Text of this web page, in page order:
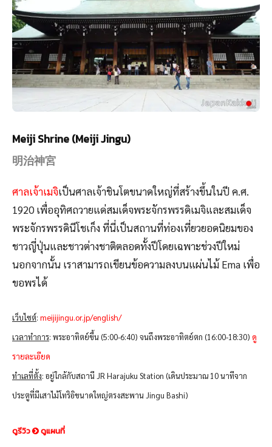
Meiji Shrine (Meiji Jingu)
明治神宮
ศาลเจ้าเมจิเป็นศาลเจ้าชินโตขนาดใหญ่ที่สร้างขึ้นในปี ค.ศ.
1920 เพื่ออุทิศถวายแด่สมเด็จพระจักรพรรดิเมจิและสมเด็จ
พระจักรพรรดินีโชเก็ง ที่นี่เป็นสถานที่ท่องเที่ยวยอดนิยมของ
ชาวญี่ปุ่นและชาวต่างชาติตลอดทั้งปีโดยเฉพาะช่วงปีใหม่
นอกจากนั้น เราสามารถเขียนข้อความลงบนแผ่นไม้ Ema เพื่อ
ขอพรได้
เว็บไซต์: meijijingu.or.jp/english/
เวลาทำการ: พระอาทิตย์ขึ้น (5:00-6:40) จนถึงพระอาทิตย์ตก (16:00-18:30) ดู
รายละเอียด
ทำเลที่ตั้ง: อยู่ใกล้กับสถานี JR Harajuku Station (เดินประมาณ 10 นาทีจาก
ประตูที่มีเสาไม้โทริอิขนาดใหญ่ตรงสะพาน Jingu Bashi)
ดูรีวิว ดูแผนที่